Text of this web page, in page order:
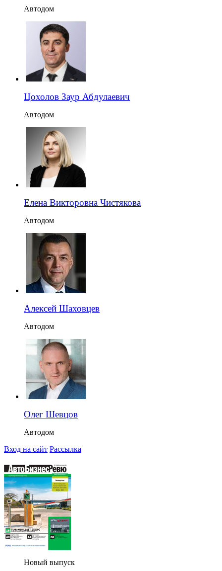
Автодом
Цохолов Заур Абдулаевич
Автодом
Елена Викторовна Чистякова
Автодом
Алексей Шаховцев
Автодом
Олег Шевцов
Автодом
Вход на сайт Рассылка
Новый выпуск